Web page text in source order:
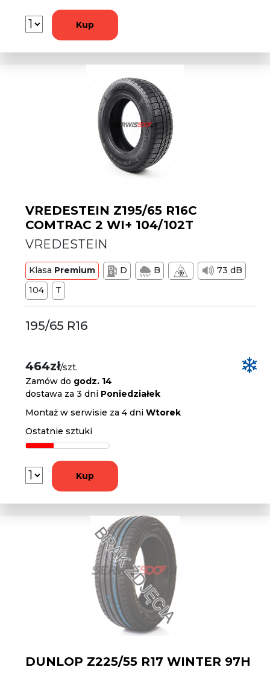
Kup
VREDESTEIN Z195/65 R16C
COMTRAC 2 WI+ 104/102T
VREDESTEIN
Klasa Premium D B
73 dB
104
T
195/65 R16
464zł/szt.
Zamów do godz. 14
dostawa za 3 dni Poniedziałek
Montaż w serwisie za 4 dniWtorek
Ostatnie sztuki
Kup
DUNLOP Z225/55 R17 WINTER 97H